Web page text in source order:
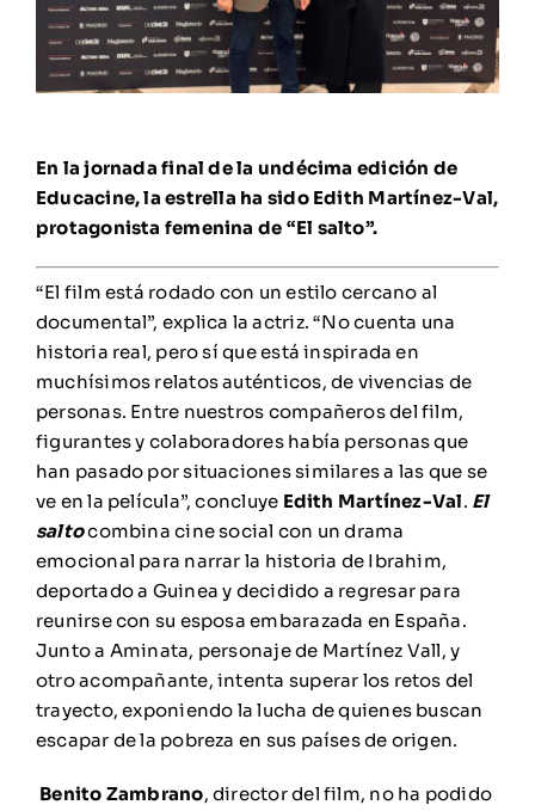
En la jornada final de la undécima edición de
Educacine, la estrella ha sido Edith Martínez-Val,
protagonista femenina de “El salto”.
“El film está rodado con un estilo cercano al
documental”, explica la actriz. “No cuenta una
historia real, pero sí que está inspirada en
muchísimos relatos auténticos, de vivencias de
personas. Entre nuestros compañeros del film,
figurantes y colaboradores había personas que
han pasado por situaciones similares a las que se
ve en la película”, concluye Edith Martínez-Val. El
saltocombina cine social con un drama
emocional para narrar la historia de Ibrahim,
deportado a Guinea y decidido a regresar para
reunirse con su esposa embarazada en España.
Junto a Aminata, personaje de Martínez Vall, y
otro acompañante, intenta superar los retos del
trayecto, exponiendo la lucha de quienes buscan
escapar de la pobreza en sus países de origen.
Benito Zambrano, director del film, no ha podido